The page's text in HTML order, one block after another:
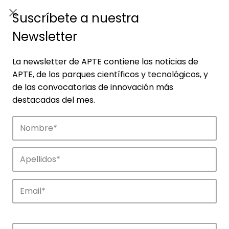
Empresas
Descubre las empresas que impulsan la
innovación en los parques de APTE.
Suscríbete a nuestra
Newsletter
La newsletter de APTE contiene las noticias de
APTE, de los parques científicos y tecnológicos, y
de las convocatorias de innovación más
destacadas del mes.